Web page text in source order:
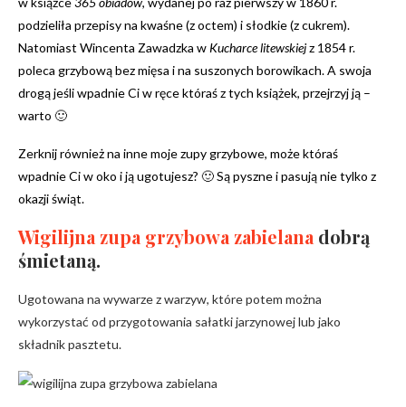
podzieliła przepisy na kwaśne (z octem) i słodkie (z cukrem).
Natomiast Wincenta Zawadzka w Kucharce litewskiejz 1854 r.
poleca grzybową bez mięsa i na suszonych borowikach. A swoja
drogą jeśli wpadnie Ci w ręce któraś z tych książek, przejrzyj ją –
warto 🙂
Zerknij również na inne moje zupy grzybowe, może któraś
wpadnie Ci w oko i ją ugotujesz? 🙂 Są pyszne i pasują nie tylko z
okazji świąt.
Wigilijna zupa grzybowa zabielana dobrą
śmietaną.
Ugotowana na wywarze z warzyw, które potem można
wykorzystać od przygotowania sałatki jarzynowej lub jako
składnik pasztetu.